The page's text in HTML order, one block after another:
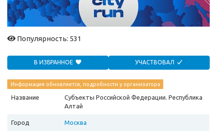
Популярность: 531
В ИЗБРАННОЕ УЧАСТВОВАЛ
Информация обновляется, подробности у организатора
Название
Субъекты Российской Федерации. Республика
Алтай
Город Москва